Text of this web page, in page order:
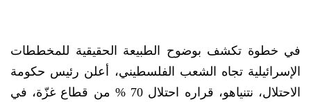
في خطوة تكشف بوضوح الطبيعة الحقيقية للمخططات
الإسرائيلية تجاه الشعب الفلسطيني، أعلن رئيس حكومة
الاحتلال، نتنياهو، قراره احتلال 70 % من قطاع غزّة، في